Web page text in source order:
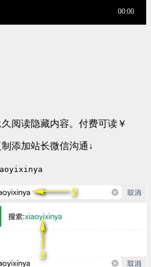
阅读隐藏内容。 付费可读 ￥
添加站长微信沟通↓